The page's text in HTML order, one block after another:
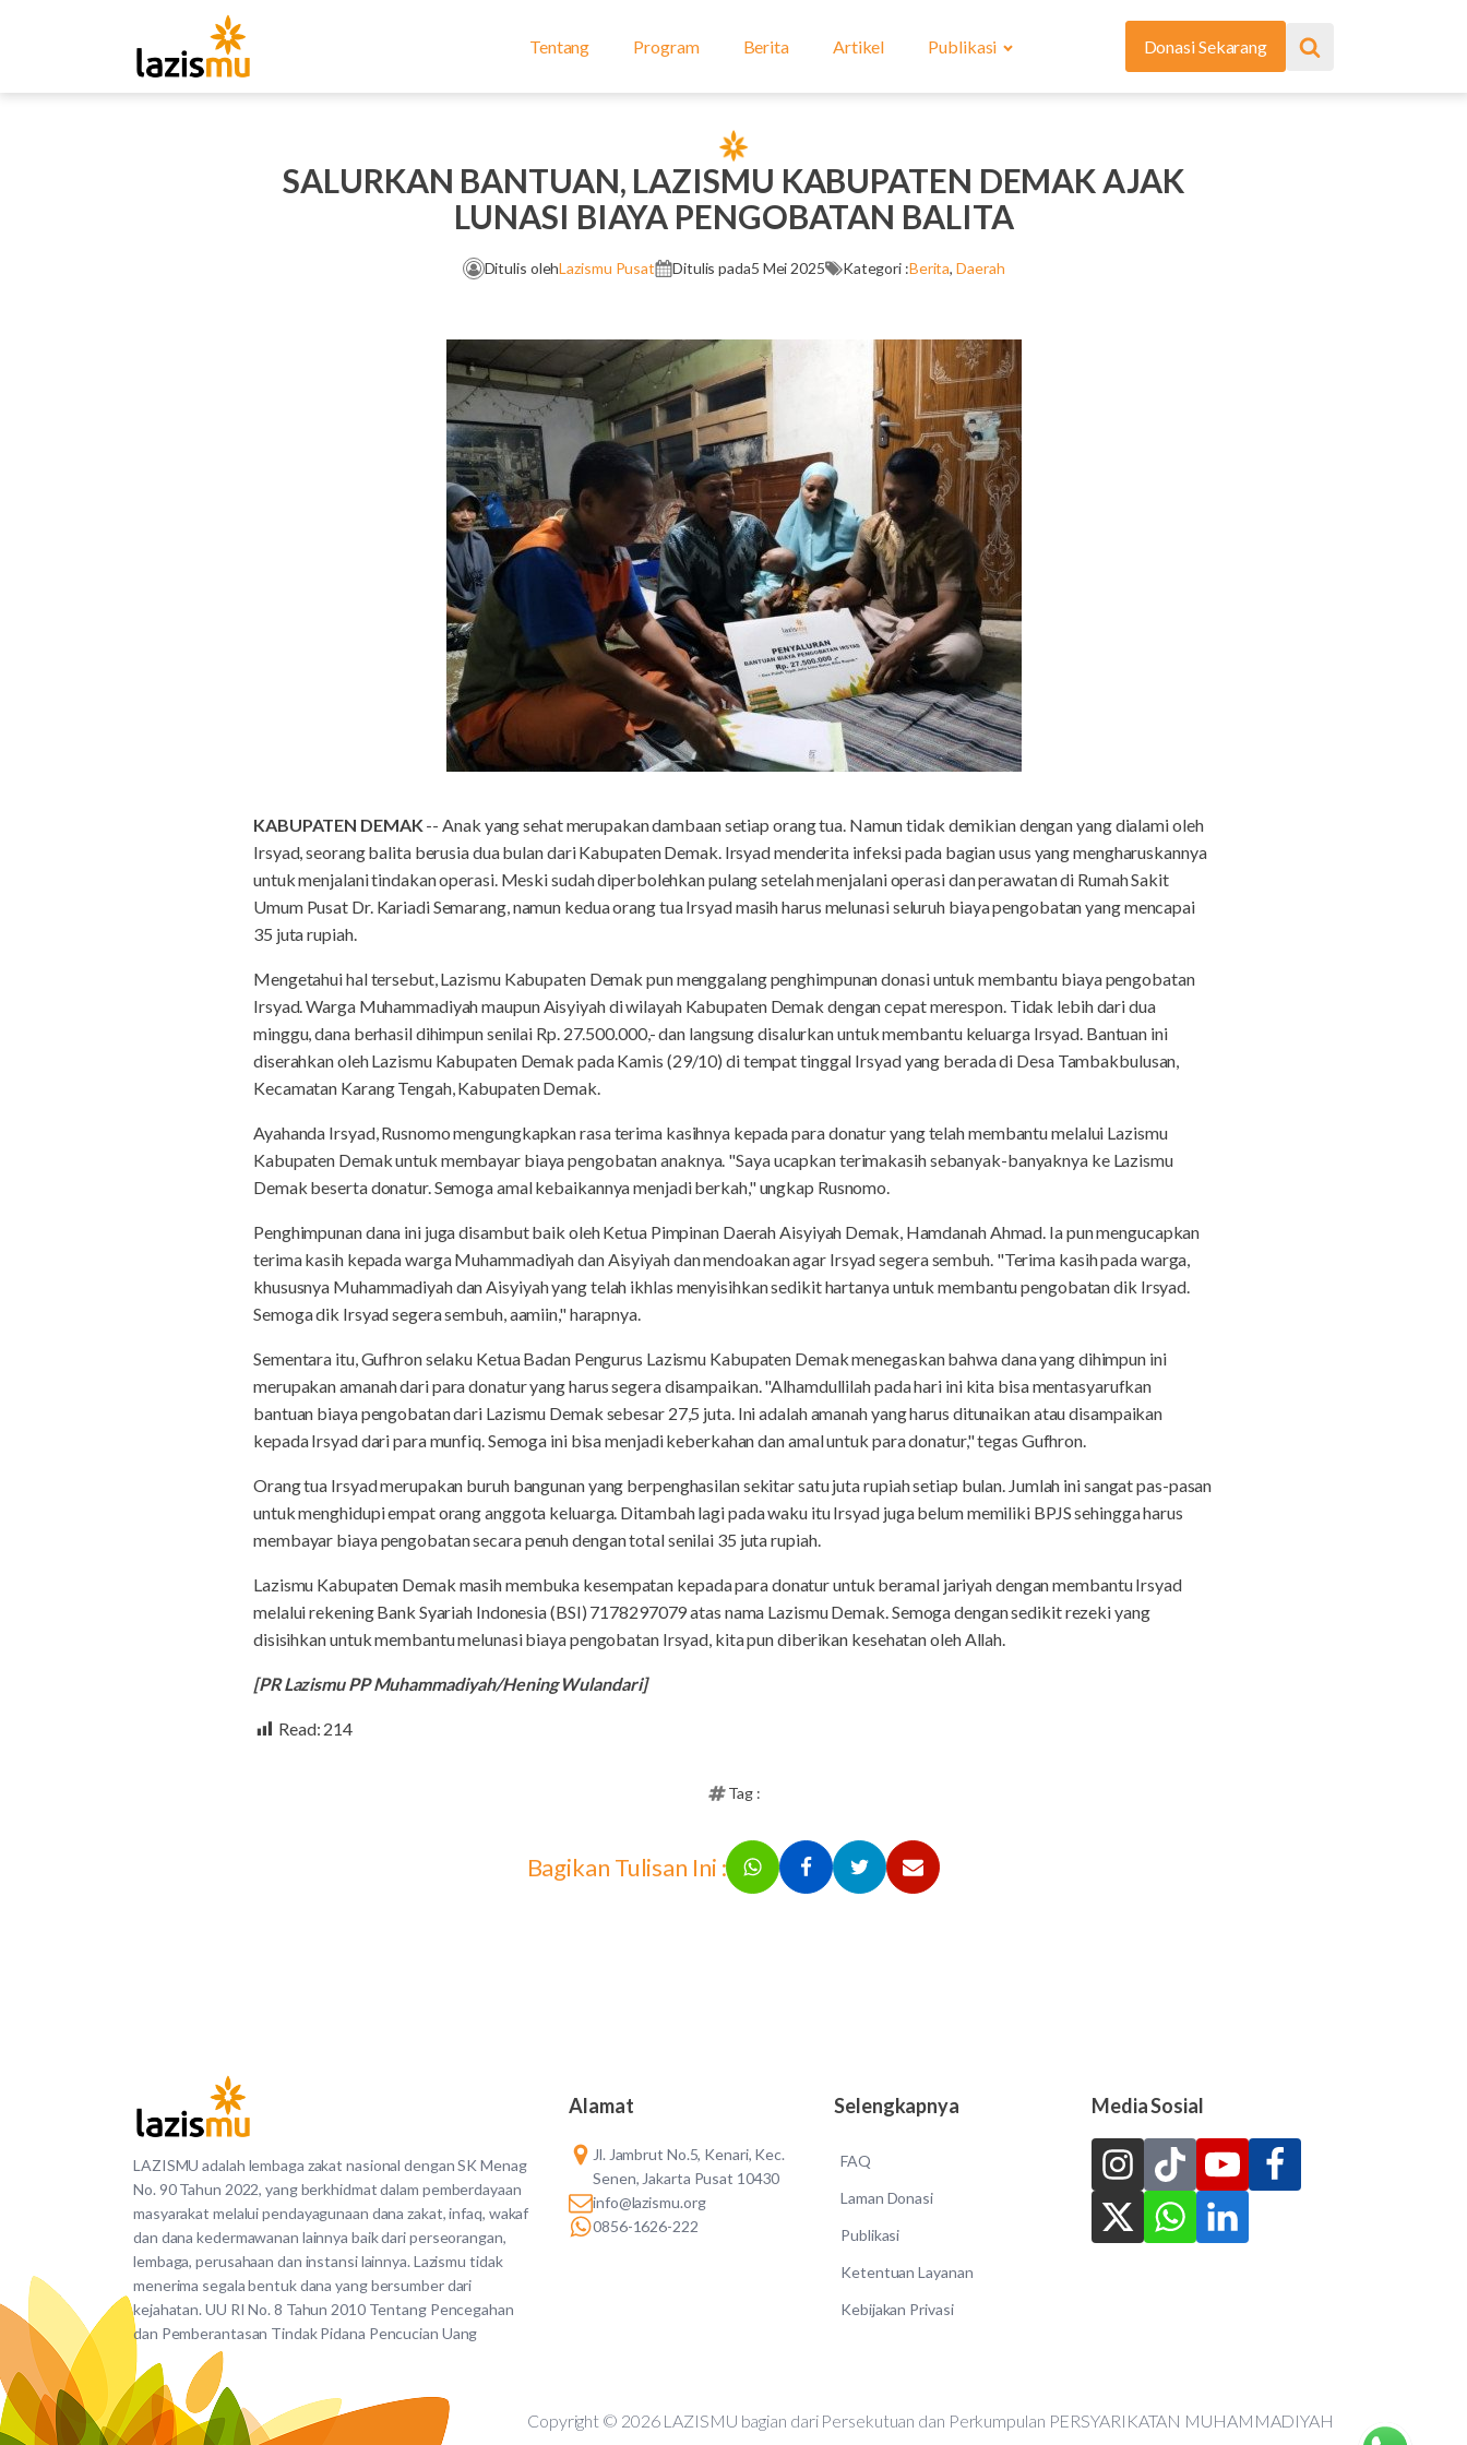
Tentang Program Berita Artikel Publikasi Donasi Sekarang
SALURKAN BANTUAN, LAZISMU KABUPATEN DEMAK AJAK
LUNASI BIAYA PENGOBATAN BALITA
Ditulis olehLazismu Pusat Ditulis pada5 Mei 2025 Kategori :Berita,Daerah
KABUPATEN DEMAK -- Anak yang sehat merupakan dambaan setiap orang tua. Namun tidak demikian dengan yang dialami oleh
Irsyad, seorang balita berusia dua bulan dari Kabupaten Demak. Irsyad menderita infeksi pada bagian usus yang mengharuskannya
untuk menjalani tindakan operasi. Meski sudah diperbolehkan pulang setelah menjalani operasi dan perawatan di Rumah Sakit
Umum Pusat Dr. Kariadi Semarang, namun kedua orang tua Irsyad masih harus melunasi seluruh biaya pengobatan yang mencapai
35 juta rupiah.
Mengetahui hal tersebut, Lazismu Kabupaten Demak pun menggalang penghimpunan donasi untuk membantu biaya pengobatan
Irsyad. Warga Muhammadiyah maupun Aisyiyah di wilayah Kabupaten Demak dengan cepat merespon. Tidak lebih dari dua
minggu, dana berhasil dihimpun senilai Rp. 27.500.000,- dan langsung disalurkan untuk membantu keluarga Irsyad. Bantuan ini
diserahkan oleh Lazismu Kabupaten Demak pada Kamis (29/10) di tempat tinggal Irsyad yang berada di Desa Tambakbulusan,
Kecamatan Karang Tengah, Kabupaten Demak.
Ayahanda Irsyad, Rusnomo mengungkapkan rasa terima kasihnya kepada para donatur yang telah membantu melalui Lazismu
Kabupaten Demak untuk membayar biaya pengobatan anaknya. "Saya ucapkan terimakasih sebanyak-banyaknya ke Lazismu
Demak beserta donatur. Semoga amal kebaikannya menjadi berkah," ungkap Rusnomo.
Penghimpunan dana ini juga disambut baik oleh Ketua Pimpinan Daerah Aisyiyah Demak, Hamdanah Ahmad. Ia pun mengucapkan
terima kasih kepada warga Muhammadiyah dan Aisyiyah dan mendoakan agar Irsyad segera sembuh. "Terima kasih pada warga,
khususnya Muhammadiyah dan Aisyiyah yang telah ikhlas menyisihkan sedikit hartanya untuk membantu pengobatan dik Irsyad.
Semoga dik Irsyad segera sembuh, aamiin," harapnya.
Sementara itu, Gufhron selaku Ketua Badan Pengurus Lazismu Kabupaten Demak menegaskan bahwa dana yang dihimpun ini
merupakan amanah dari para donatur yang harus segera disampaikan. "Alhamdullilah pada hari ini kita bisa mentasyarufkan
bantuan biaya pengobatan dari Lazismu Demak sebesar 27,5 juta. Ini adalah amanah yang harus ditunaikan atau disampaikan
kepada Irsyad dari para munfiq. Semoga ini bisa menjadi keberkahan dan amal untuk para donatur," tegas Gufhron.
Orang tua Irsyad merupakan buruh bangunan yang berpenghasilan sekitar satu juta rupiah setiap bulan. Jumlah ini sangat pas-pasan
untuk menghidupi empat orang anggota keluarga. Ditambah lagi pada waku itu Irsyad juga belum memiliki BPJS sehingga harus
membayar biaya pengobatan secara penuh dengan total senilai 35 juta rupiah.
Lazismu Kabupaten Demak masih membuka kesempatan kepada para donatur untuk beramal jariyah dengan membantu Irsyad
melalui rekening Bank Syariah Indonesia (BSI) 7178297079 atas nama Lazismu Demak. Semoga dengan sedikit rezeki yang
disisihkan untuk membantu melunasi biaya pengobatan Irsyad, kita pun diberikan kesehatan oleh Allah.
[PR Lazismu PP Muhammadiyah/Hening Wulandari]
Read: 214
Tag :
Bagikan Tulisan Ini :
LAZISMU adalah lembaga zakat nasional dengan SK Menag
No. 90 Tahun 2022, yang berkhidmat dalam pemberdayaan
masyarakat melalui pendayagunaan dana zakat, infaq, wakaf
dan dana kedermawanan lainnya baik dari perseorangan,
lembaga, perusahaan dan instansi lainnya. Lazismu tidak
menerima segala bentuk dana yang bersumber dari
kejahatan. UU RI No. 8 Tahun 2010 Tentang Pencegahan
dan Pemberantasan Tindak Pidana Pencucian Uang
Alamat
Jl. Jambrut No.5, Kenari, Kec.
Senen, Jakarta Pusat 10430
info@lazismu.org
0856-1626-222
Selengkapnya
FAQ
Laman Donasi
Publikasi
Ketentuan Layanan
Kebijakan Privasi
Media Sosial
Copyright © 2026 LAZISMU bagian dari Persekutuan dan Perkumpulan PERSYARIKATAN MUHAMMADIYAH